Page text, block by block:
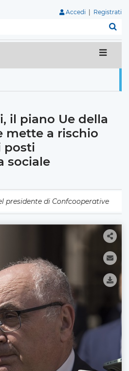
Accedi Registrati
il piano Ue della
mette a rischio
posti
sociale
presidente di Confcooperative